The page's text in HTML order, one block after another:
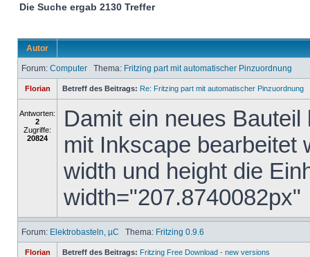
Die Suche ergab 2130 Treffer
Autor
Forum: Computer Thema: Fritzing part mit automatischer Pinzuordnung
Florian Betreff des Beitrags: Re: Fritzing part mit automatischer Pinzuordnung
Antworten:
2
Zugriffe:
20824
Damit ein neues
mit Inkscape bearbeitet
width und height die
width="207.8740082px"
Forum: Elektrobasteln, µC Thema: Fritzing 0.9.6
Florian Betreff des Beitrags: Fritzing Free Download - new versions